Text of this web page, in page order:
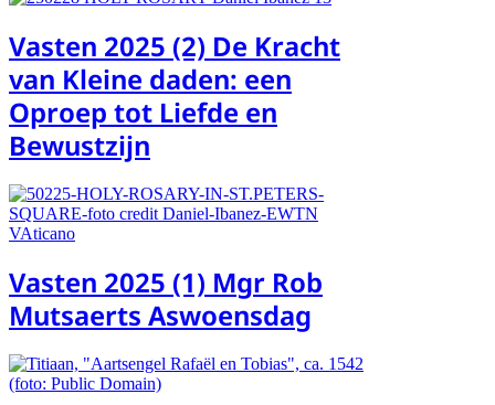
Vasten 2025 (2) De Kracht
van Kleine daden: een
Oproep tot Liefde en
Bewustzijn
Vasten 2025 (1) Mgr Rob
Mutsaerts Aswoensdag